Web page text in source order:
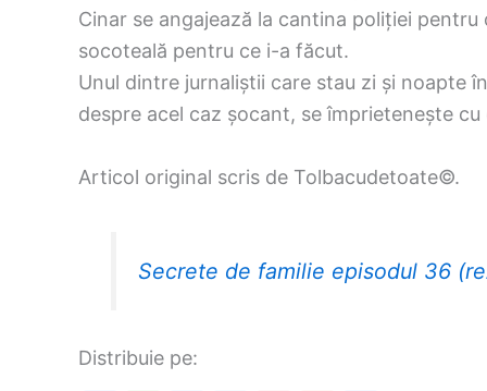
Cinar se angajează la cantina poliției pentru
socoteală pentru ce i-a făcut.
Unul dintre jurnaliștii care stau zi și noapte
despre acel caz șocant, se împrietenește
Articol original scris de Tolbacudetoate©.
Secrete de familie episodul 36
Distribuie pe: